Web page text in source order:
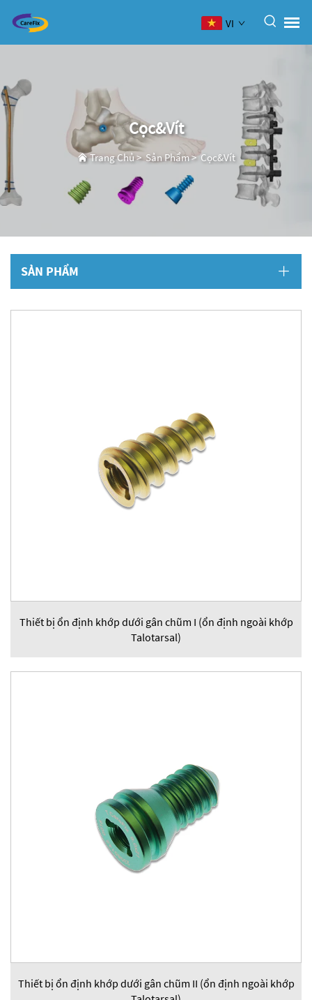
VI
Cọc&Vít
Trang Chủ> Sản Phẩm>Cọc&Vít
SẢN PHẨM
Thiết bị ổn định khớp dưới gân chũm I (ổn định ngoài khớp
Talotarsal)
Thiết bị ổn định khớp dưới gân chũm II (ổn định ngoài khớp